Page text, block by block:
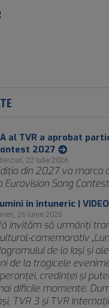
al TVR a aprobat
2027
22 Iulie 2026
din 2027 va marca
Eurovision Song Contest
în întuneric | VIDEO
26 Iunie 2026
invităm să urmăriți
comemorativ
de la Iași și
de la tragicele
credinței și
dificile momente.
TVR 3 și TVR